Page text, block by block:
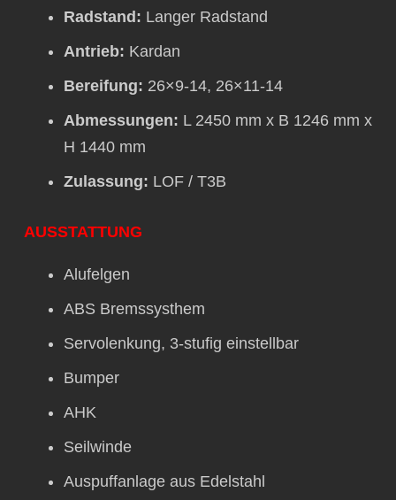
Radstand: Langer Radstand
Antrieb: Kardan
Bereifung: 26×9-14, 26×11-14
Abmessungen: L 2450 mm x B 1246 mm x
H 1440 mm
Zulassung: LOF / T3B
AUSSTATTUNG
Alufelgen
ABS Bremssysthem
Servolenkung, 3-stufig einstellbar
Bumper
AHK
Seilwinde
Auspuffanlage aus Edelstahl